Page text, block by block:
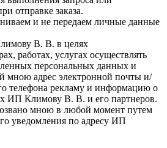
отправке заказа.
и не передаем личные данные
В. В. в целях
работах, услугах осуществлять
персональных данных и
мною адрес электронной почты и/
телефона рекламу и информацию о
ИП Климову В. В. и его партнеров.
мною в любой момент путем
уведомления по адресу ИП